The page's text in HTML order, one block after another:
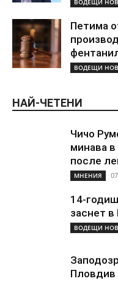
ВОДЕЩИ
Петима
ВОДЕЩИ
НАЙ-ЧЕТЕНИ
Чичо
минава
после
МНЕНИЯ
14-
заснет
ВОДЕЩИ
Пловдив